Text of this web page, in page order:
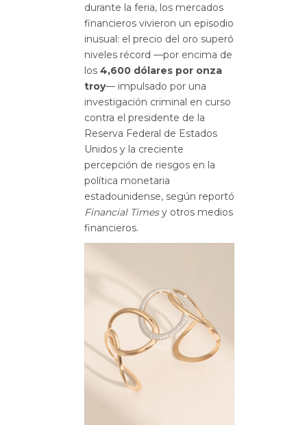
durante la feria, los mercados
financieros vivieron un episodio
inusual: el precio del oro superó
niveles récord —por encima de
los 4,600 dólares por onza
troy— impulsado por una
investigación criminal en curso
contra el presidente de la
Reserva Federal de Estados
Unidos y la creciente
percepción de riesgos en la
política monetaria
estadounidense, según reportó
Financial Timesy otros medios
financieros.